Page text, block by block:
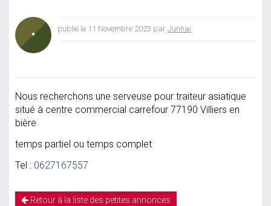
publié le 11 Novembre 2023 par Junhai
Nous recherchons une serveuse pour traiteur asiatique
situé à centre commercial carrefour 77190 Villiers en
bière
temps partiel ou temps complet
Tel : 0627167557
Retour à la liste des petites annonces